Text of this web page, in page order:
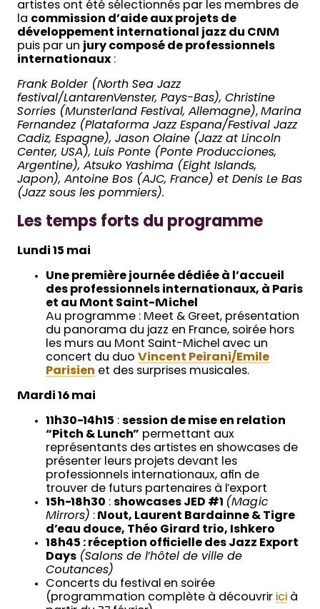
artistes ont été sélectionnés par les membres de
la commission d’aide aux projets de
développement international jazz du CNM
puis par un jury composé de professionnels
internationaux :
Frank Bolder (North Sea Jazz
festival/LantarenVenster, Pays-Bas), Christine
Sorries (Munsterland Festival, Allemagne), Marina
Fernandez (Plataforma Jazz Espana/Festival Jazz
Cadiz, Espagne), Jason Olaine (Jazz at Lincoln
Center, USA), Luis Ponte (Ponte Producciones,
Argentine), Atsuko Yashima (Eight Islands,
Japon), Antoine Bos (AJC, France) et Denis Le Bas
(Jazz sous les pommiers).
Les temps forts du programme
Lundi 15 mai
Une première journée dédiée à l’accueil
des professionnels internationaux, à Paris
et au Mont Saint-Michel
Au programme : Meet & Greet, présentation
du panorama du jazz en France, soirée hors
les murs au Mont Saint-Michel avec un
concert du duo Vincent Peirani/Emile
Parisien et des surprises musicales.
Mardi 16 mai
11h30-14h15 : session de mise en relation
“Pitch & Lunch” permettant aux
représentants des artistes en showcases de
présenter leurs projets devant les
professionnels internationaux, afin de
trouver de futurs partenaires à l’export
15h-18h30 : showcases JED #1 (Magic
Mirrors) : Nout, Laurent Bardainne & Tigre
d’eau douce, Théo Girard trio, Ishkero
18h45 : réception officielle des Jazz Export
Days (Salons de l’hôtel de ville de
Coutances)
Concerts du festival en soirée
(programmation complète à découvrir ici à